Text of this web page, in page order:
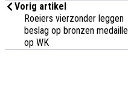
Vorig artikel
Roeiers vierzonder leggen
beslag op bronzen medaille
op WK